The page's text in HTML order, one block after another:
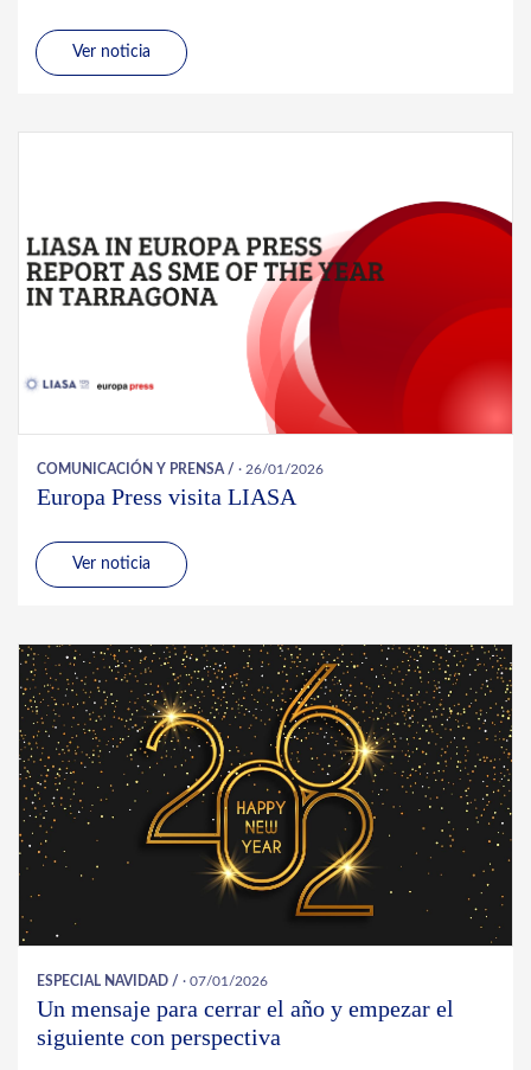
Ver noticia
COMUNICACIÓN Y PRENSA / · 26/01/2026
Europa Press visita LIASA
Ver noticia
ESPECIAL NAVIDAD / · 07/01/2026
Un mensaje para cerrar el año y empezar el
siguiente con perspectiva